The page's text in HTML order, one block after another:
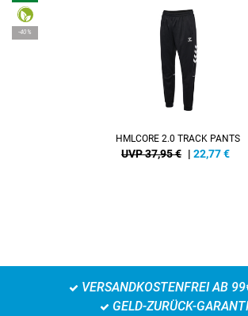
-40%
HMLCORE 2.0 TRACK PANTS
UVP 37,95 € | 22,77€
VERSANDKOSTENFREI AB
GELD-ZURÜCK-